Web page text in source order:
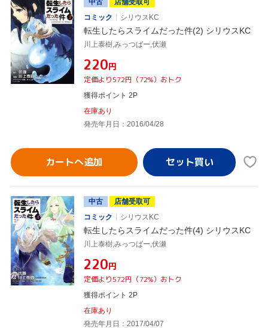
コミック
シリウスKC
転生したらスライムだった件(2) シリウスKC
川上泰樹,みっつばー,伏瀬
¥220円
定価より572円（72%）おトク
獲得ポイント 2P
在庫あり
発売年月日：2016/04/28
カートへ追加
中古
店舗受取可
コミック
シリウスKC
転生したらスライムだった件(4) シリウスKC
川上泰樹,みっつばー,伏瀬
¥220円
定価より572円（72%）おトク
獲得ポイント 2P
在庫あり
発売年月日：2017/04/07